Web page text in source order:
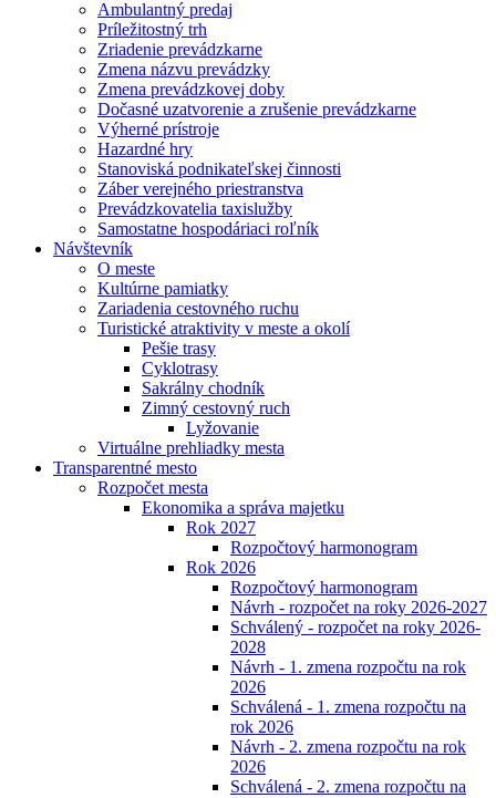
Ambulantný predaj
Príležitostný trh
Zriadenie prevádzkarne
Zmena názvu prevádzky
Zmena prevádzkovej doby
Dočasné uzatvorenie a zrušenie prevádzkarne
Výherné prístroje
Hazardné hry
Stanoviská podnikateľskej činnosti
Záber verejného priestranstva
Prevádzkovatelia taxislužby
Samostatne hospodáriaci roľník
Návštevník
O meste
Kultúrne pamiatky
Zariadenia cestovného ruchu
Turistické atraktivity v meste a okolí
Pešie trasy
Cyklotrasy
Sakrálny chodník
Zimný cestovný ruch
Lyžovanie
Virtuálne prehliadky mesta
Transparentné mesto
Rozpočet mesta
Ekonomika a správa majetku
Rok 2027
Rozpočtový harmonogram
Rok 2026
Rozpočtový harmonogram
Návrh - rozpočet na roky 2026-2027
Schválený - rozpočet na roky 2026-
2028
Návrh - 1. zmena rozpočtu na rok
2026
Schválená - 1. zmena rozpočtu na
rok 2026
Návrh - 2. zmena rozpočtu na rok
2026
Schválená - 2. zmena rozpočtu na